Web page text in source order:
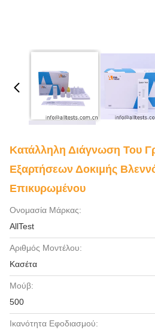
Κατάλληλη Διάγνωση Του
Εξαρτήσεων Δοκιμής
Επικυρωμένου
Ονομασία Μάρκας:
AllTest
Αριθμός Μοντέλου:
Κασέτα
Μούβ:
500
Ικανότητα Εφοδιασμού: